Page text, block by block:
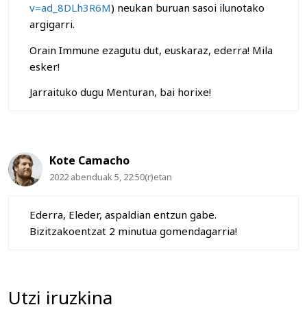
v=ad_8DLh3R6M) neukan buruan sasoi ilunotako
argigarri.
Orain Immune ezagutu dut, euskaraz, ederra! Mila
esker!
Jarraituko dugu Menturan, bai horixe!
Kote Camacho
2022 abenduak 5, 22:50(r)etan
Ederra, Eleder, aspaldian entzun gabe.
Bizitzakoentzat 2 minutua gomendagarria!
Utzi iruzkina